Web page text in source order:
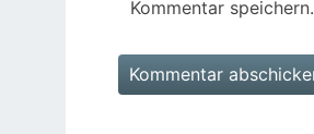
Kommentar speichern.